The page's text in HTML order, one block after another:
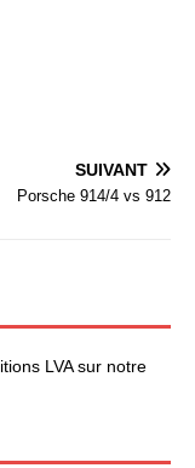
SUIVANT
Porsche 914/4 vs 912
LVA sur notre